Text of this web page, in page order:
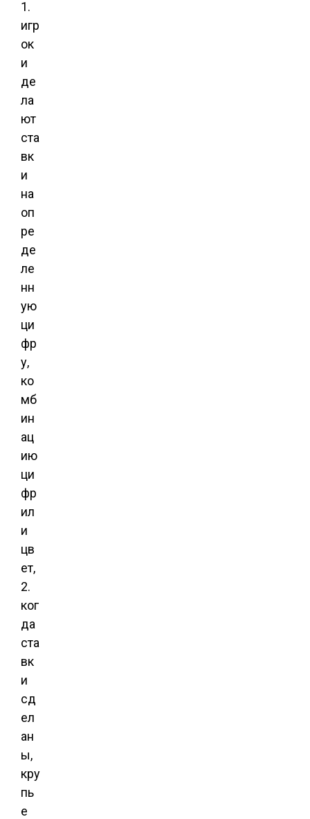
1.
игр
ок
и
де
ла
ют
ста
вк
и
на
оп
ре
де
ле
нн
ую
ци
фр
у,
ко
мб
ин
ац
ию
ци
фр
ил
и
цв
ет,
2.
ког
да
ста
вк
и
сд
ел
ан
ы,
кру
пь
е